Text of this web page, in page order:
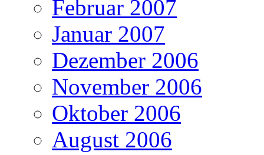
Februar 2007
Januar 2007
Dezember 2006
November 2006
Oktober 2006
August 2006